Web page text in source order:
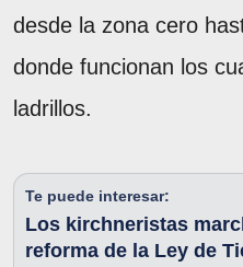
desde la zona cero
donde funcionan los
ladrillos.
Te puede interesar:
Los kirchneristas
reforma de la Ley de